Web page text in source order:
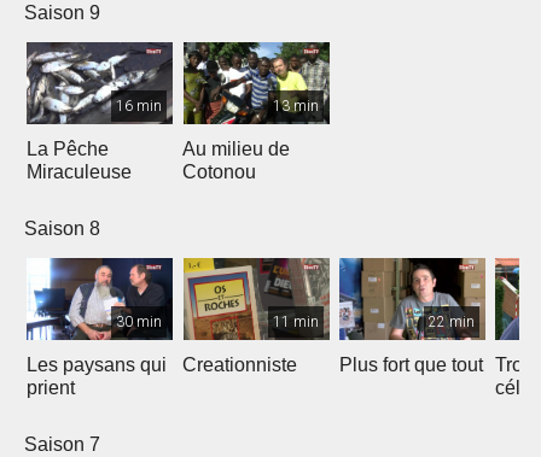
Saison 9
16 min
La Pêche
Miraculeuse
13 min
Au milieu de
Cotonou
Saison 8
30 min
Les paysans qui
prient
11 min
Creationniste
22 min
Plus fort que tout
Saison 7